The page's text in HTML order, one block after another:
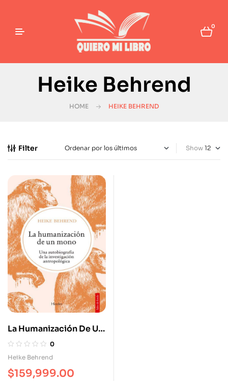
0
Heike Behrend
HOME HEIKE BEHREND
Filter Show
La Humanización De Un
Mono Una
Autobiografía De La
Antropológica
0
Heike Behrend
$159,999.00